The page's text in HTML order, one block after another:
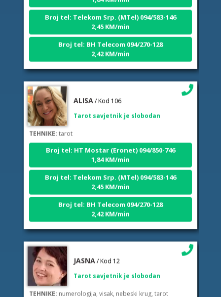
Broj tel: Telekom Srp. (MTel) 094/583-146
2,45 KM/min
Broj tel: BH Telecom 094/270-128
2,42 KM/min
Tarot savjetnik je slobodan
TEHNIKE:tarot
1,84 KM/min
Broj tel: Telekom Srp. (MTel) 094/583-146
2,45 KM/min
Broj tel: BH Telecom 094/270-128
2,42 KM/min
Tarot savjetnik je slobodan
TEHNIKE:numerologija, visak, nebeski krug, tarot